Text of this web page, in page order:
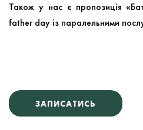
Також у нас є пропозиція
father day із паралельними
ЗАПИСАТИСЬ